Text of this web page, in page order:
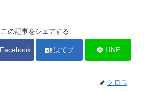
この記事をシェアする
Facebook はてブ LINE
クロワ